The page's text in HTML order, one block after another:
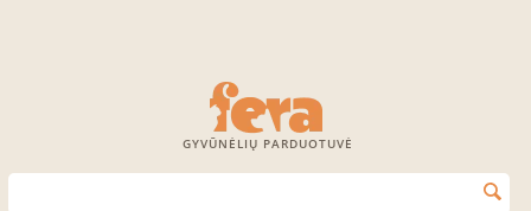
GYVŪNĖLIŲ PARDUOTUVĖ